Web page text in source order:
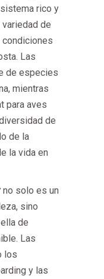
rico y
de
condiciones
Las
de especies
mientras
para aves
de
de la
la vida en
no solo es un
sino
de
Las
los
y las